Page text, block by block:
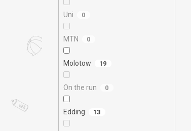
Uni 0
MTN 0
Molotow 19
On the run 0
Edding 13